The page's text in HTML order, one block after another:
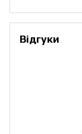
Відгуки